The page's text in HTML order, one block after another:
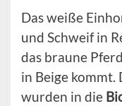
Das weiße
und Schweif in
das braune
in Beige kommt.
wurden in die